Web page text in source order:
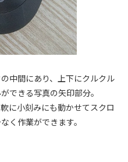
中間にあり、上下にクルクル
できる写真の矢印部分。
に小刻みにも動かせてスクロ
く作業ができます。